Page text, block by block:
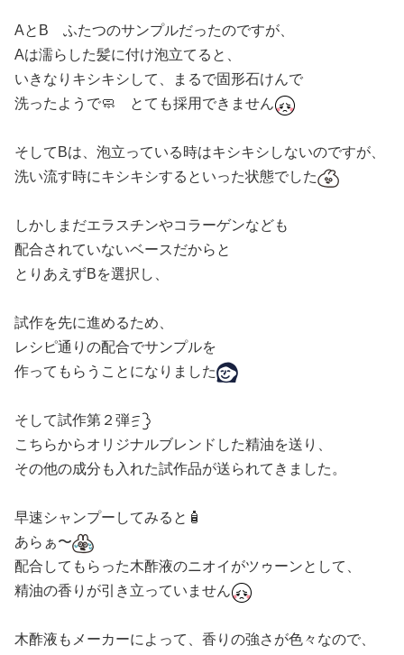
AとB ふたつのサンプルだったのですが、
Aは濡らした髪に付け泡立てると、
いきなりキシキシして、まるで固形石けんで
洗ったようで🧼 とても採用できません
そしてBは、泡立っている時はキシキシしないのですが、
洗い流す時にキシキシするといった状態でした
しかしまだエラスチンやコラーゲンなども
配合されていないベースだからと
とりあえずBを選択し、
試作を先に進めるため、
レシピ通りの配合でサンプルを
作ってもらうことになりました
そして試作第２弾
こちらからオリジナルブレンドした精油を送り、
その他の成分も入れた試作品が送られてきました。
早速シャンプーしてみると🧴
あらぁ〜
配合してもらった木酢液のニオイがツゥーンとして、
精油の香りが引き立っていません
木酢液もメーカーによって、香りの強さが色々なので、